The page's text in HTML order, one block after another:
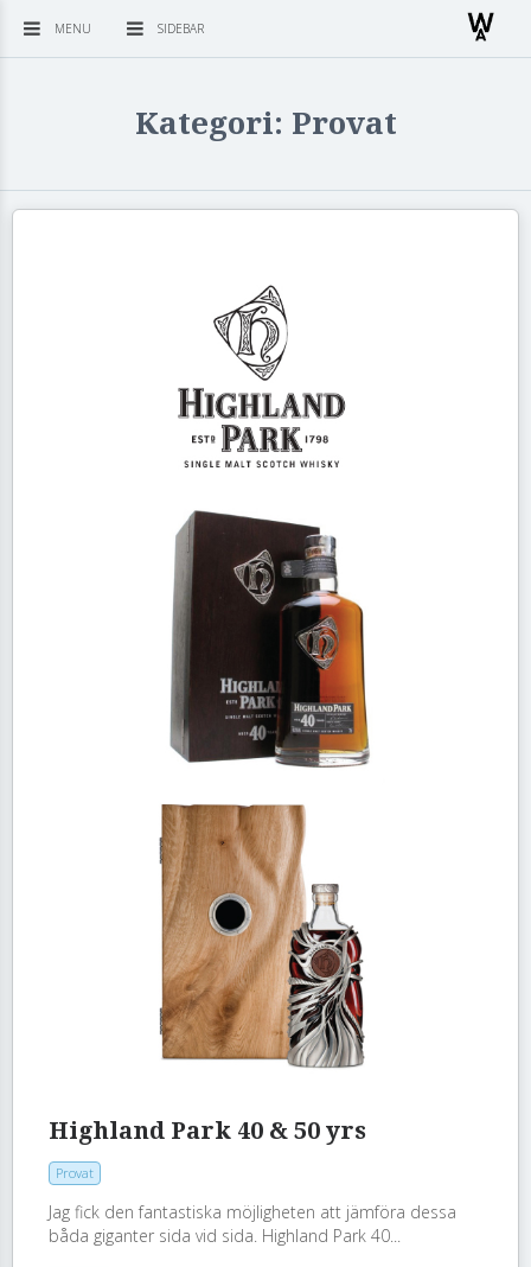
MENU SIDEBAR
Kategori: Provat
Highland Park 40 & 50 yrs
Provat
Jag fick den fantastiska möjligheten att jämföra dessa
båda giganter sida vid sida. Highland Park 40...